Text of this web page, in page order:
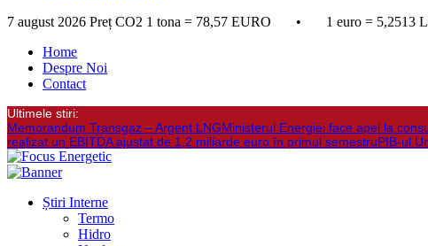
7 august 2026 Preț CO2 1 tona = 78,57 EURO • 1 euro = 5,2513
Home
Despre Noi
Contact
Ultimele stiri:
Memorandum Transgaz – Argent LNGMinisterul Energiei face apel la
realizat un EBITDA ajustat de 1,2 miliarde euro în primul semestruPIB-ul
Știri Interne
Termo
Hidro